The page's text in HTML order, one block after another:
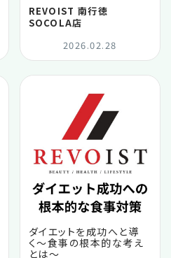
REVOIST 南行徳
SOCOLA店
2026.02.28
ダイエットを成功へと導
く〜食事の根本的な考え
とは〜